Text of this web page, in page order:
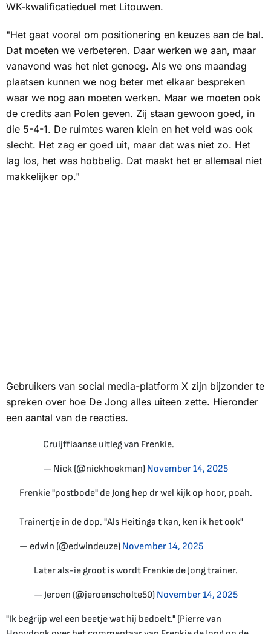
WK-kwalificatieduel met Litouwen.
"Het gaat vooral om positionering en keuzes aan de bal.
Dat moeten we verbeteren. Daar werken we aan, maar
vanavond was het niet genoeg. Als we ons maandag
plaatsen kunnen we nog beter met elkaar bespreken
waar we nog aan moeten werken. Maar we moeten ook
de credits aan Polen geven. Zij staan gewoon goed, in
die 5-4-1. De ruimtes waren klein en het veld was ook
slecht. Het zag er goed uit, maar dat was niet zo. Het
lag los, het was hobbelig. Dat maakt het er allemaal niet
makkelijker op."
Gebruikers van social media-platform X zijn bijzonder te
spreken over hoe De Jong alles uiteen zette. Hieronder
een aantal van de reacties.
Cruijffiaanse uitleg van Frenkie.
— Nick (@nickhoekman) November 14, 2025
Frenkie "postbode" de Jong hep dr wel kijk op hoor, poah.
Trainertje in de dop. "Als Heitinga t kan, ken ik het ook"
— edwin (@edwindeuze) November 14, 2025
Later als-ie groot is wordt Frenkie de Jong trainer.
— Jeroen (@jeroenscholte50) November 14, 2025
"Ik begrijp wel een beetje wat hij bedoelt." (Pierre van